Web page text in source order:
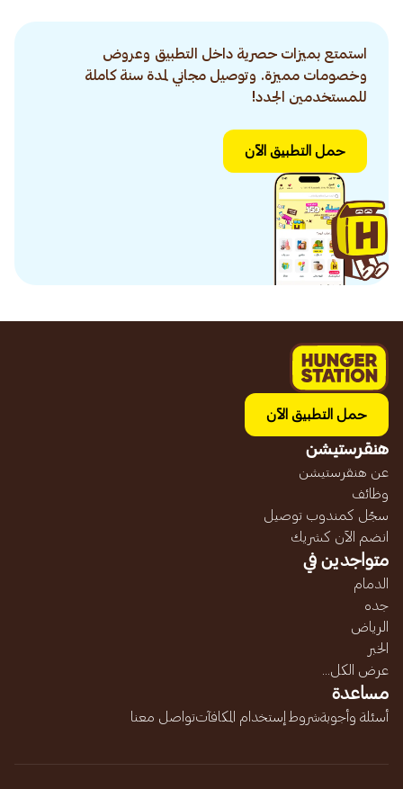
استمتع بميزات حصرية داخل التطبيق وعروض
وخصومات مميزة. وتوصيل مجاني لمدة سنة كاملة
للمستخدمين الجدد!
حمل التطبيق الآن
حمل التطبيق الآن
هنقرستيشن
عن هنقرستيشن
وظائف
سجّل كمندوب توصيل
انضم الآن كشريك
متواجدين في
الدمام
جده
الرياض
الخبر
عرض الكل...
مساعدة
أسئلة وأجوبةشروط إستخدام المكافآتتواصل معنا